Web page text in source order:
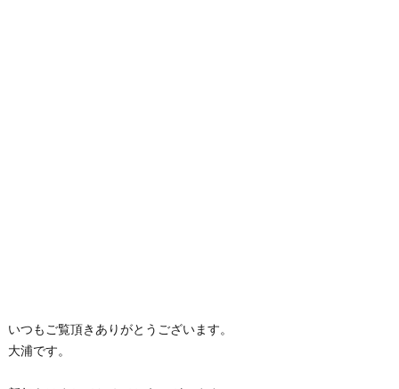
いつもご覧頂きありがとうございます。
大浦です。